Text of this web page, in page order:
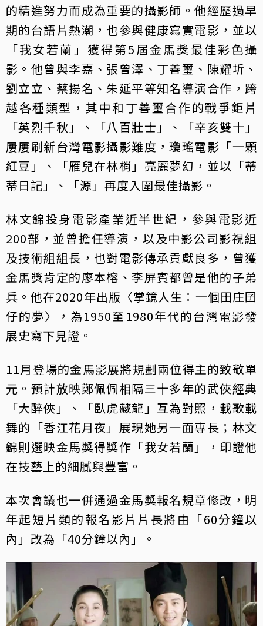
的精進努力而成為重要的攝影師。他經歷過早
期的台語片熱潮，也參與健康寫實電影，並以
「我女若蘭」獲得第5屆金馬獎最佳彩色攝
影。他曾與李嘉、張曾澤、丁善璽、陳耀圻、
劉立立、蔡揚名、朱延平等知名導演合作，跨
越各種類型，其中和丁善璽合作的戰爭鉅片
「英烈千秋」、「八百壯士」、「辛亥雙十」
屢屢刷新台灣電影攝影難度，瓊瑤電影「一顆
紅豆」、「雁兒在林梢」亮麗夢幻，並以「蒂
蒂日記」、「源」再度入圍最佳攝影。
林文錦投身電影產業近半世紀，參與電影近
200部，並曾擔任導演，以及中影公司影視組
及技術組組長，也對電影傳承貢獻良多，曾獲
金馬獎肯定的廖本榕、李屏賓都曾是他的子弟
兵。他在2020年出版〈掌鏡人生：一個田庄囝
仔的夢〉，為1950至1980年代的台灣電影發
展史寫下見證。
11月登場的金馬影展將規劃兩位得主的致敬單
元。預計放映鄭佩佩相隔三十多年的武俠經典
「大醉俠」、「臥虎藏龍」互為對照，載歌載
舞的「香江花月夜」展現她另一面專長；林文
錦則選映金馬獎得獎作「我女若蘭」，印證他
在技藝上的細膩與豐富。
本次會議也一併通過金馬獎報名規章修改，明
年起短片類的報名影片片長將由「60分鐘以
內」改為「40分鐘以內」。